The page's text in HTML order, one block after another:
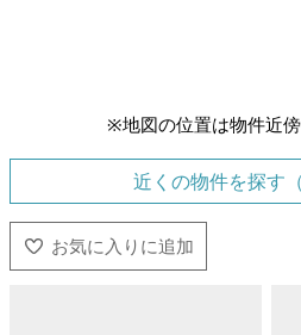
※地図の位置は物件近
近くの物件を探す